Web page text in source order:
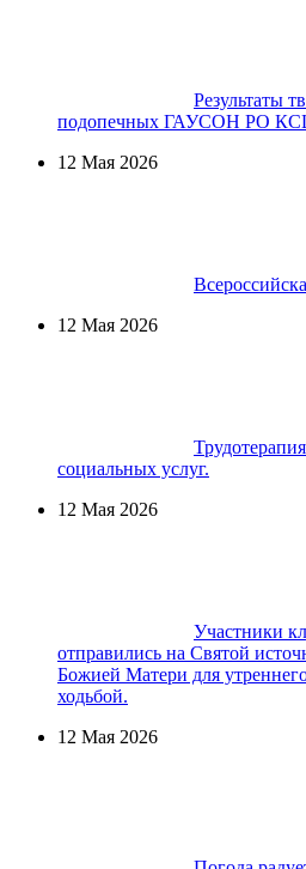
Результаты
подопечных ГАУСОН РО КСЦ
12 Мая 2026
12 Мая 2026
социальных услуг.
12 Мая 2026
Участники
отправились на Святой
Божией Матери для
ходьбой.
12 Мая 2026